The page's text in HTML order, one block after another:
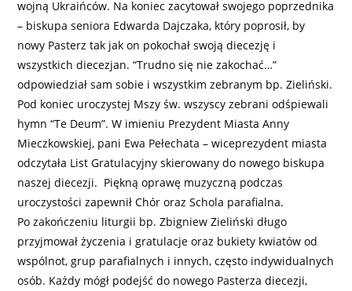
wojną Ukraińców. Na koniec zacytował swojego poprzednika
– biskupa seniora Edwarda Dajczaka, który poprosił, by
nowy Pasterz tak jak on pokochał swoją diecezję i
wszystkich diecezjan. “Trudno się nie zakochać…”
odpowiedział sam sobie i wszystkim zebranym bp. Zieliński.
Pod koniec uroczystej Mszy św. wszyscy zebrani odśpiewali
hymn “Te Deum”. W imieniu Prezydent Miasta Anny
Mieczkowskiej, pani Ewa Pełechata – wiceprezydent miasta
odczytała List Gratulacyjny skierowany do nowego biskupa
naszej diecezji. Piękną oprawę muzyczną podczas
uroczystości zapewnił Chór oraz Schola parafialna.
Po zakończeniu liturgii bp. Zbigniew Zieliński długo
przyjmował życzenia i gratulacje oraz bukiety kwiatów od
wspólnot, grup parafialnych i innych, często indywidualnych
osób. Każdy mógł podejść do nowego Pasterza diecezji,